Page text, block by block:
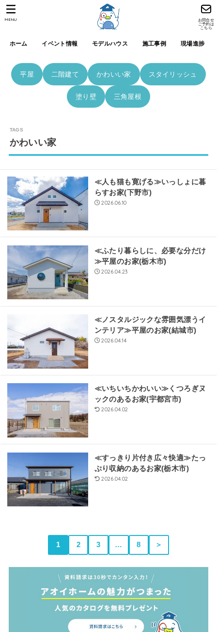
ホーム イベント情報 モデルハウス 施工事例 現場進捗
お問合せ
ご予約は
こちら
MENU
平屋 二階建て かわいい家 スタイリッシュ
塗り壁 三角屋根
かわいい家
≪人も猫も寛げる≫いっしょに暮
らすお家(下野市)
2026.06.10
≪ふたり暮らしに、必要な分だけ
≫平屋のお家(栃木市)
2026.04.23
≪ノスタルジックな雰囲気漂うイ
ンテリア≫平屋のお家(結城市)
2026.04.14
≪いちいちかわいい≫くつろぎヌ
ックのあるお家(宇都宮市)
2026.04.02
≪すっきり片付き広々快適≫たっ
ぷり収納のあるお家(栃木市)
2026.04.02
1 2 3 … 8 ＞